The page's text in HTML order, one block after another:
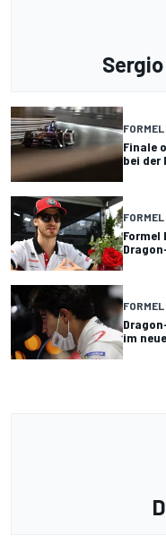
FORMEL
Finale
bei der
FORMEL
Formel
FORMEL
im